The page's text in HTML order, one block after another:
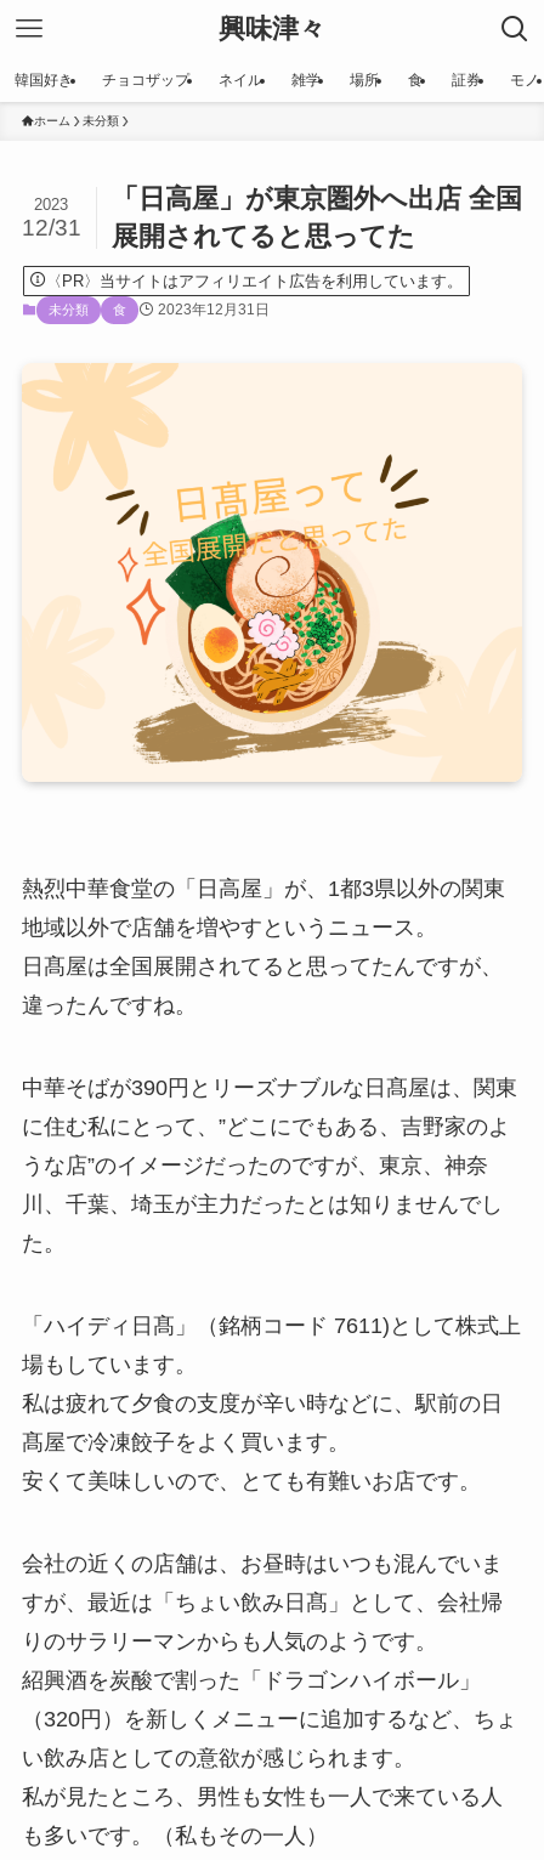
興味津々
韓国好き チョコザップ ネイル 雑学 場所 食 証券 モノ
ホーム 未分類
「日高屋」が東京圏外へ出店 全国
展開されてると思ってた
2023
12/31
〈PR〉当サイトはアフィリエイト広告を利用しています。
未分類 食 2023年12月31日
熱烈中華食堂の「日高屋」が、1都3県以外の関東
地域以外で店舗を増やすというニュース。
日髙屋は全国展開されてると思ってたんですが、
違ったんですね。
中華そばが390円とリーズナブルな日髙屋は、関東
に住む私にとって、”どこにでもある、吉野家のよ
うな店”のイメージだったのですが、東京、神奈
川、千葉、埼玉が主力だったとは知りませんでし
た。
「ハイディ日髙」（銘柄コード 7611)として株式上
場もしています。
私は疲れて夕食の支度が辛い時などに、駅前の日
髙屋で冷凍餃子をよく買います。
安くて美味しいので、とても有難いお店です。
会社の近くの店舗は、お昼時はいつも混んでいま
すが、最近は「ちょい飲み日髙」として、会社帰
りのサラリーマンからも人気のようです。
紹興酒を炭酸で割った「ドラゴンハイボール」
（320円）を新しくメニューに追加するなど、ちょ
い飲み店としての意欲が感じられます。
私が見たところ、男性も女性も一人で来ている人
も多いです。（私もその一人）